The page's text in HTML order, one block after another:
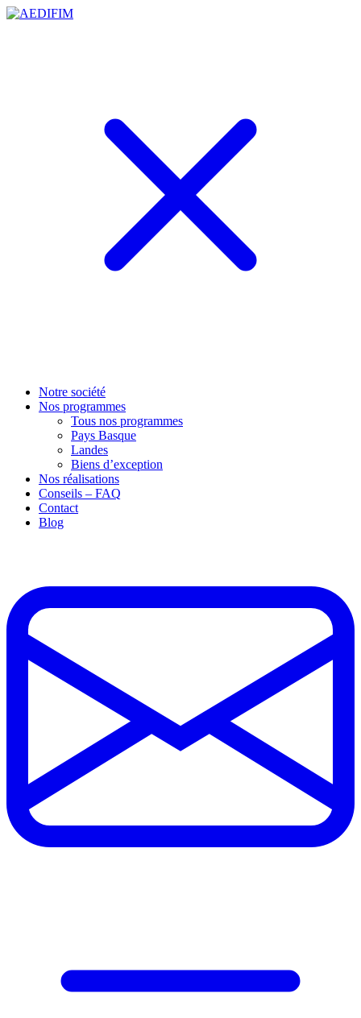
Notre société
Nos programmes
Tous nos programmes
Pays Basque
Landes
Biens d’exception
Nos réalisations
Conseils – FAQ
Contact
Blog